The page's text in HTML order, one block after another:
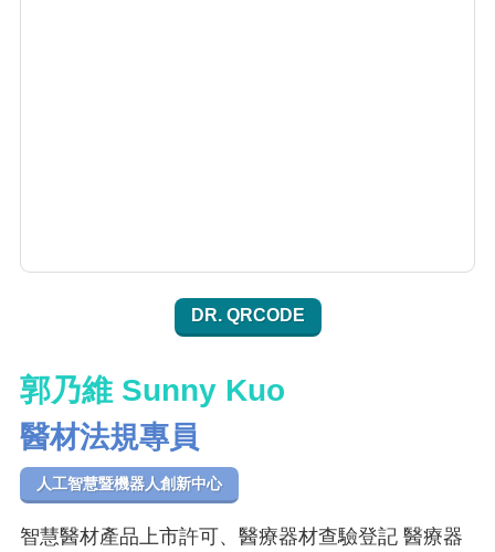
DR. QRCODE
郭乃維 Sunny Kuo
醫材法規專員
人工智慧暨機器人創新中心
智慧醫材產品上市許可、醫療器材查驗登記 醫療器